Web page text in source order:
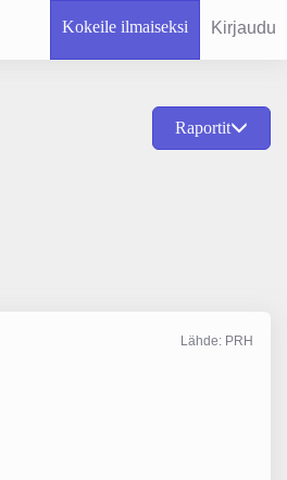
Kokeile ilmaiseksi Kirjaudu
Raportit
Lähde: PRH